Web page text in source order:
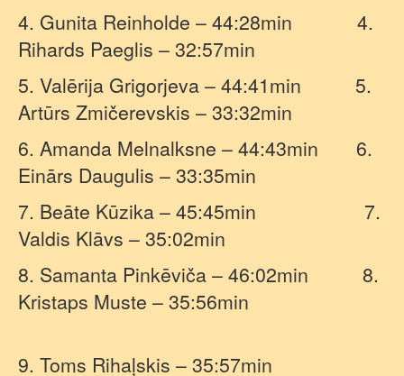
4. Gunita Reinholde – 44:28min
4.
Rihards Paeglis – 32:57min
5. Valērija Grigorjeva – 44:41min
5.
Artūrs Zmičerevskis – 33:32min
6. Amanda Melnalksne – 44:43min
6.
Einārs Daugulis – 33:35min
7. Beāte Kūzika – 45:45min
7.
Valdis Klāvs – 35:02min
8. Samanta Pinkēviča – 46:02min
8.
Kristaps Muste – 35:56min
9. Toms Rihaļskis – 35:57min